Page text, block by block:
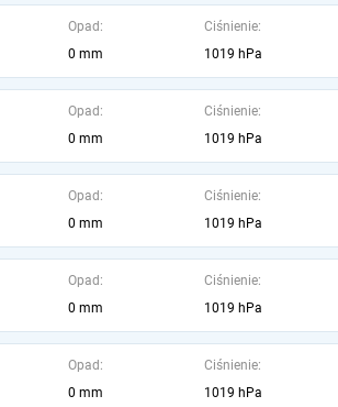
Opad:
0 mm
Ciśnienie:
1019 hPa
Opad:
0 mm
Ciśnienie:
1019 hPa
Opad:
0 mm
Ciśnienie:
1019 hPa
Opad:
0 mm
Ciśnienie:
1019 hPa
Opad:
0 mm
Ciśnienie:
1019 hPa